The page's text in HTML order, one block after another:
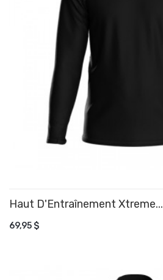
Haut D'Entraînement Xtreme...
69,95 $